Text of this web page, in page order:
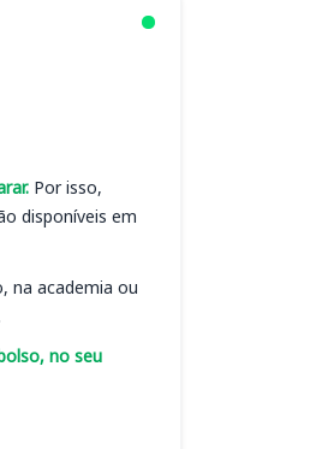
Por isso,
disponíveis em
na academia ou
no seu